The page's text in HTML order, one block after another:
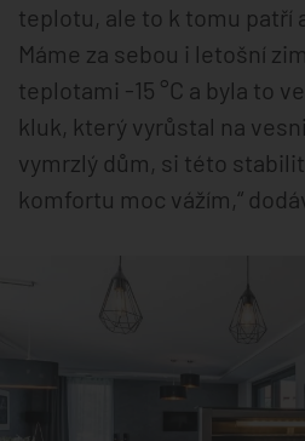
teplotu, ale to k tomu patří
Máme za sebou i letošní
teplotami -15 °C a byla to
kluk, který vyrůstal na
vymrzlý dům, si této
komfortu moc vážím,“